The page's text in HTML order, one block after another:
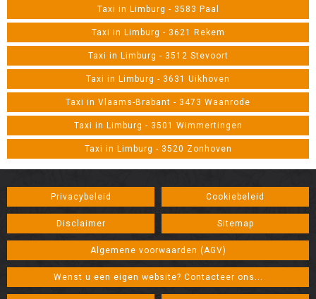
Taxi in Limburg - 3583 Paal
Taxi in Limburg - 3621 Rekem
Taxi in Limburg - 3512 Stevoort
Taxi in Limburg - 3631 Uikhoven
Taxi in Vlaams-Brabant - 3473 Waanrode
Taxi in Limburg - 3501 Wimmertingen
Taxi in Limburg - 3520 Zonhoven
Privacybeleid Cookiebeleid
Disclaimer Sitemap
Algemene voorwaarden (AGV)
Wenst u een eigen website? Contacteer ons...